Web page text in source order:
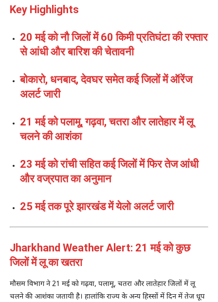
Key Highlights
20 मई को नौ जिलों में 60 किमी प्रतिघंटा की रफ्तार
से आंधी और बारिश की चेतावनी
बोकारो, धनबाद, देवघर समेत कई जिलों में ऑरेंज
अलर्ट जारी
21 मई को पलामू, गढ़वा, चतरा और लातेहार में लू
चलने की आशंका
23 मई को रांची सहित कई जिलों में फिर तेज आंधी
और वज्रपात का अनुमान
25 मई तक पूरे झारखंड में येलो अलर्ट जारी
Jharkhand Weather Alert: 21 मई को कुछ
जिलों में लू का खतरा
मौसम विभाग ने 21 मई को गढ़वा, पलामू, चतरा और लातेहार जिलों में लू
चलने की आशंका जतायी है। हालांकि राज्य के अन्य हिस्सों में दिन में तेज धूप